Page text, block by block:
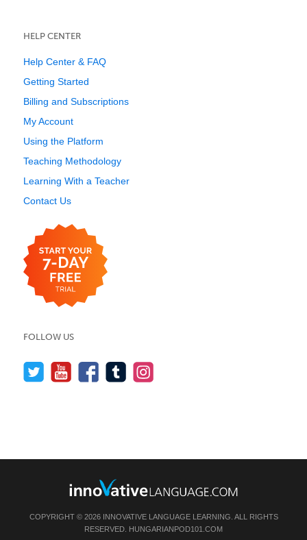
HELP CENTER
Help Center & FAQ
Getting Started
Billing and Subscriptions
My Account
Using the Platform
Teaching Methodology
Learning With a Teacher
Contact Us
FOLLOW US
COPYRIGHT © 2026 INNOVATIVE LANGUAGE LEARNING. ALL RIGHTS
RESERVED. HUNGARIANPOD101.COM